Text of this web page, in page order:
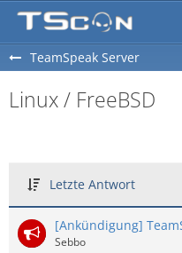
TeamSpeak Server
Linux / FreeBSD
Letzte Antwort
[Ankündigung]
Sebbo